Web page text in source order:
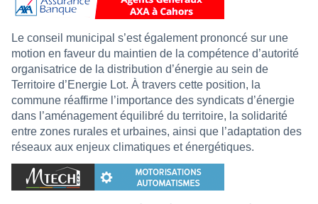
Le conseil municipal s’est également prononcé sur une
motion en faveur du maintien de la compétence d’autorité
organisatrice de la distribution d’énergie au sein de
Territoire d’Energie Lot. À travers cette position, la
commune réaffirme l’importance des syndicats d’énergie
dans l’aménagement équilibré du territoire, la solidarité
entre zones rurales et urbaines, ainsi que l’adaptation des
réseaux aux enjeux climatiques et énergétiques.